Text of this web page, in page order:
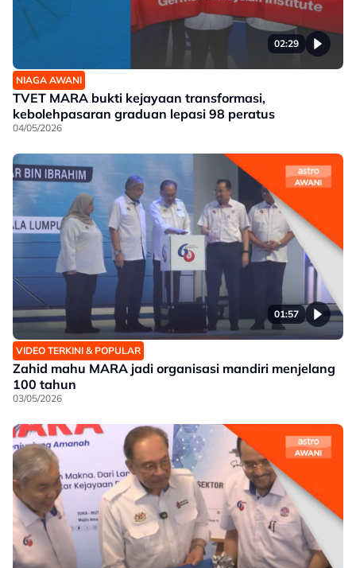
02:29
NIAGA AWANI
TVET MARA bukti kejayaan transformasi,
kebolehpasaran graduan lepasi 98 peratus
04/05/2026
01:57
VIDEO TERKINI & POPULAR
Zahid mahu MARA jadi organisasi mandiri menjelang
100 tahun
03/05/2026